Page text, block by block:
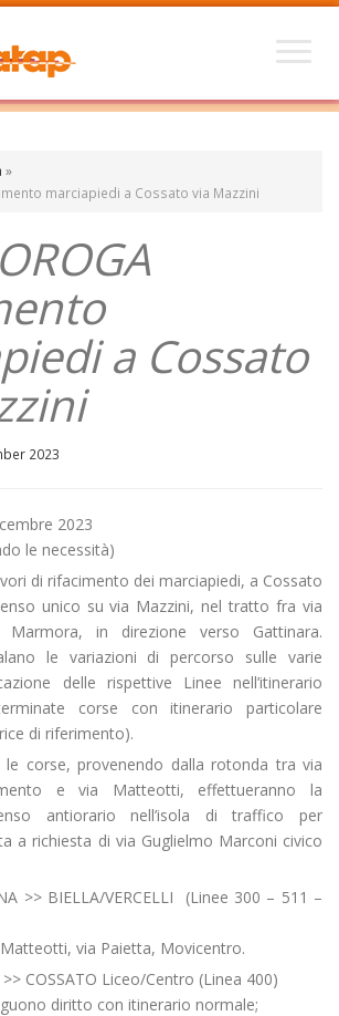
»
marciapiedi a Cossato via Mazzini
a Cossato
2023
2023
le necessità)
di rifacimento dei marciapiedi, a Cossato
unico su via Mazzini, nel tratto fra via
in direzione verso Gattinara.
le variazioni di percorso sulle varie
delle rispettive Linee nell’itinerario
corse con itinerario particolare
di riferimento).
corse, provenendo dalla rotonda tra via
e via Matteotti, effettueranno la
antiorario nell’isola di traffico per
a richiesta di via Guglielmo Marconi civico
>> BIELLA/VERCELLI (Linee 300 – 511 –
via Paietta, Movicentro.
COSSATO Liceo/Centro (Linea 400)
diritto con itinerario normale;